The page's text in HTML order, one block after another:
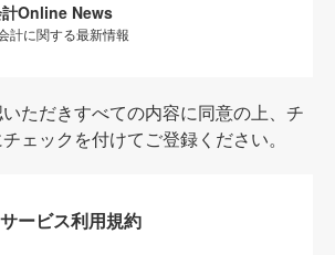
計Online News
計に関する最新情報
ただきすべての内容に同意の上、チ
ェックを付けてご登録ください。
ービス利用規約